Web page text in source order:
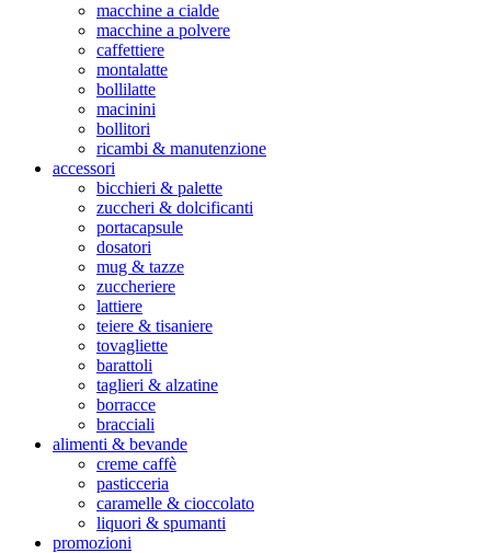
macchine a cialde
macchine a polvere
caffettiere
montalatte
bollilatte
macinini
bollitori
ricambi & manutenzione
accessori
bicchieri & palette
zuccheri & dolcificanti
portacapsule
dosatori
mug & tazze
zuccheriere
lattiere
teiere & tisaniere
tovagliette
barattoli
taglieri & alzatine
borracce
bracciali
alimenti & bevande
creme caffè
pasticceria
caramelle & cioccolato
liquori & spumanti
promozioni